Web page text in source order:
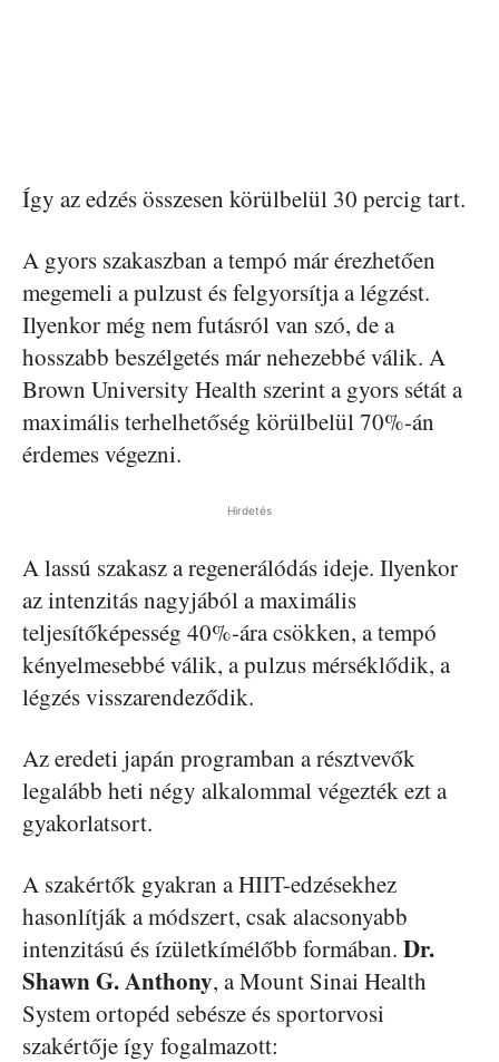
Így az edzés összesen körülbelül 30 percig tart.
A gyors szakaszban a tempó már érezhetően
megemeli a pulzust és felgyorsítja a légzést.
Ilyenkor még nem futásról van szó, de a
hosszabb beszélgetés már nehezebbé válik. A
Brown University Health szerint a gyors sétát a
maximális terhelhetőség körülbelül 70%-án
érdemes végezni.
Hirdetés
A lassú szakasz a regenerálódás ideje. Ilyenkor
az intenzitás nagyjából a maximális
teljesítőképesség 40%-ára csökken, a tempó
kényelmesebbé válik, a pulzus mérséklődik, a
légzés visszarendeződik.
Az eredeti japán programban a résztvevők
legalább heti négy alkalommal végezték ezt a
gyakorlatsort.
A szakértők gyakran a HIIT-edzésekhez
hasonlítják a módszert, csak alacsonyabb
intenzitású és ízületkímélőbb formában. Dr.
Shawn G. Anthony, a Mount Sinai Health
System ortopéd sebésze és sportorvosi
szakértője így fogalmazott: